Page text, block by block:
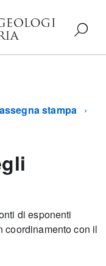
stampa
di esponenti
coordinamento con il